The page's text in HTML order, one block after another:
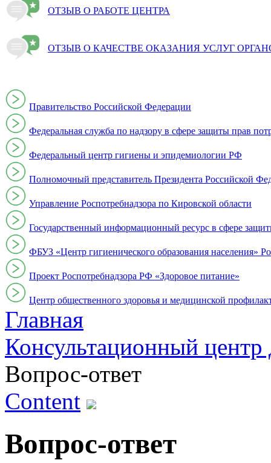
ОТЗЫВ О РАБОТЕ ЦЕНТРА
ОТЗЫВ О КАЧЕСТВЕ ОКАЗАНИЯ УСЛУГ
Правительство Российской Федерации
Федеральная служба по надзору в сфере защиты прав
Федеральный центр гигиены и эпидемиологии РФ
Полномочный представитель Президента Российской
Управление Роспотребнадзора по Кировской области
Государственный информационный ресурс в сфере
ФБУЗ «Центр гигиенического образования населения»
Проект Роспотребнадзора РФ «Здоровое питание»
Центр общественного здоровья и медицинской
Главная
Консультационный центр
Вопрос-ответ
Content
Вопрос-ответ